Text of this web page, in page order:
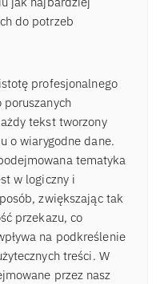
do potrzeb
profesjonalnego
tekst tworzony
o wiarygodne dane.
tematyka
w logiczny i
zwiększając tak
przekazu, co
na podkreślenie
treści. W
przez nasz